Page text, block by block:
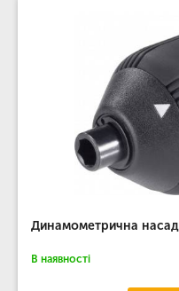
Динамометрична
В наявності